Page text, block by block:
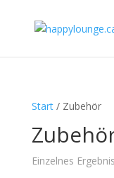
Start/ Zubehör
Einzelnes